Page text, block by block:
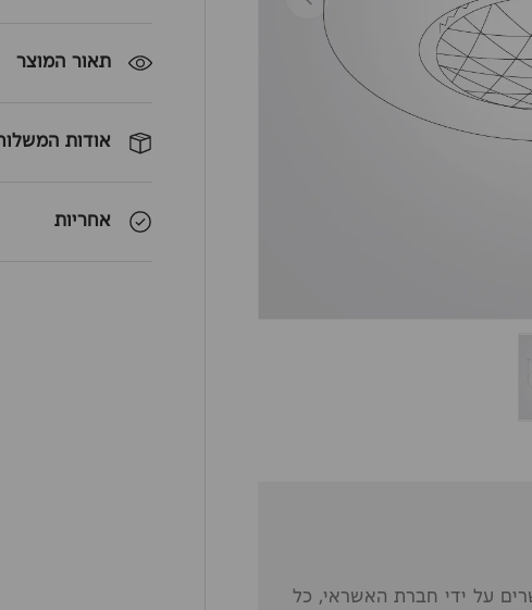
תאור המוצר
אודות
אחריות
על ידי חברת האשראי, כל